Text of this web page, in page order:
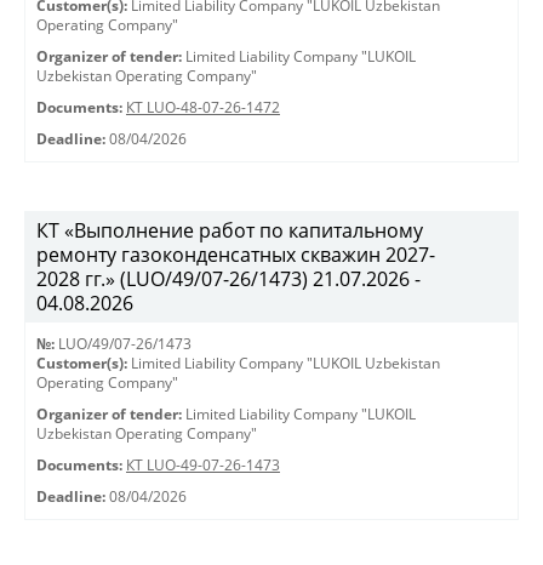
Customer(s): Limited Liability Company "LUKOIL Uzbekistan
Operating Company"
Organizer of tender: Limited Liability Company "LUKOIL
Uzbekistan Operating Company"
Documents: КТ LUO-48-07-26-1472
Deadline: 08/04/2026
КТ «Выполнение работ по капитальному
ремонту газоконденсатных скважин 2027-
2028 гг.» (LUO/49/07-26/1473) 21.07.2026 -
04.08.2026
№: LUO/49/07-26/1473
Customer(s): Limited Liability Company "LUKOIL Uzbekistan
Operating Company"
Organizer of tender: Limited Liability Company "LUKOIL
Uzbekistan Operating Company"
Documents: КТ LUO-49-07-26-1473
Deadline: 08/04/2026